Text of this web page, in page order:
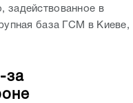
задействованное в
база ГСМ в Киеве,
за